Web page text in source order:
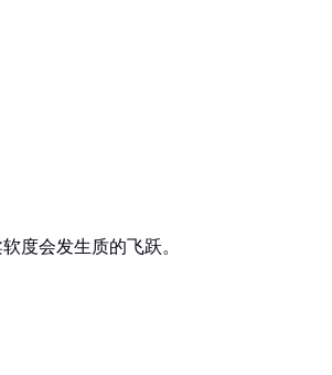
度会发生质的飞跃。